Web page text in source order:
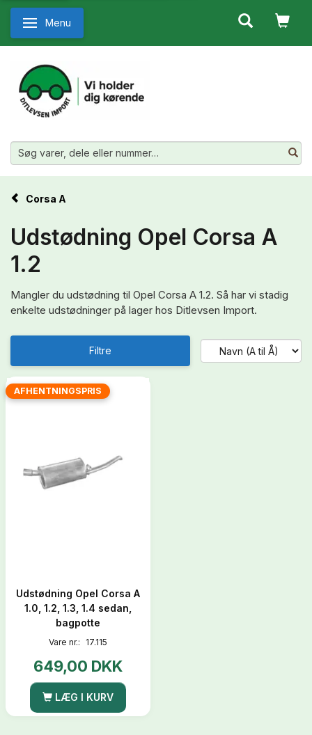
Skifte navigation
Menu
Corsa A
Udstødning Opel Corsa A
1.2
Mangler du udstødning til Opel Corsa A 1.2. Så har vi stadig
enkelte udstødninger på lager hos Ditlevsen Import.
Filtre
AFHENTNINGSPRIS
Udstødning Opel Corsa A
1.0, 1.2, 1.3, 1.4 sedan,
bagpotte
Vare nr.: 17.115
649,00 DKK
LÆG I KURV